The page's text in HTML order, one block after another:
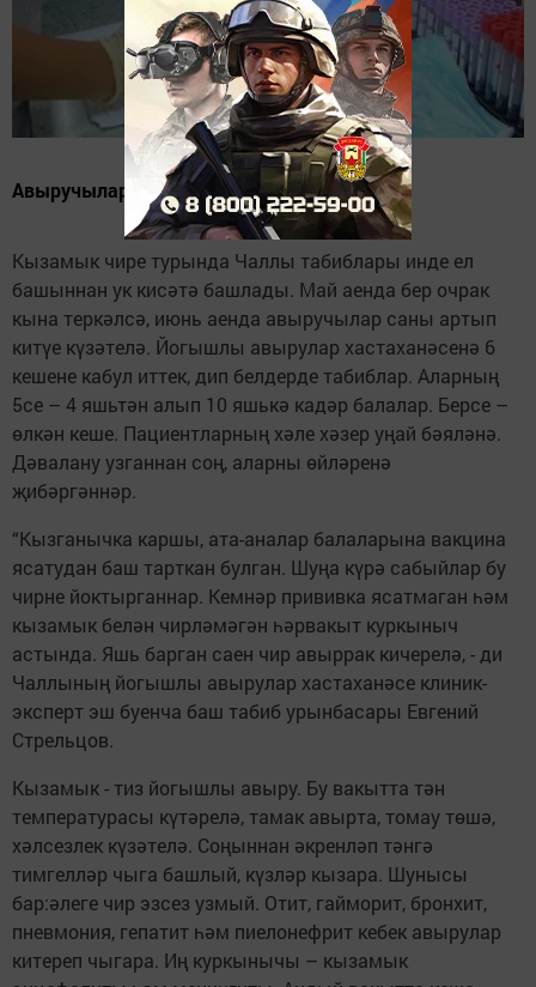
Авыручыларның 5се - балалар.
Кызамык чире турында Чаллы табиблары инде ел
башыннан ук кисәтә башлады. Май аенда бер очрак
кына теркәлсә, июнь аенда авыручылар саны артып
китүе күзәтелә. Йогышлы авырулар хастаханәсенә 6
кешене кабул иттек, дип белдерде табиблар. Аларның
5се – 4 яшьтән алып 10 яшькә кадәр балалар. Берсе –
өлкән кеше. Пациентларның хәле хәзер уңай бәяләнә.
Дәвалану узганнан соң, аларны өйләренә
җибәргәннәр.
“Кызганычка каршы, ата-аналар балаларына вакцина
ясатудан баш тарткан булган. Шуңа күрә сабыйлар бу
чирне йоктырганнар. Кемнәр прививка ясатмаган һәм
кызамык белән чирләмәгән һәрвакыт куркыныч
астында. Яшь барган саен чир авыррак кичерелә, - ди
Чаллының йогышлы авырулар хастаханәсе клиник-
эксперт эш буенча баш табиб урынбасары Евгений
Стрельцов.
Кызамык - тиз йогышлы авыру. Бу вакытта тән
температурасы күтәрелә, тамак авырта, томау төшә,
хәлсезлек күзәтелә. Соңыннан әкренләп тәнгә
тимгелләр чыга башлый, күзләр кызара. Шунысы
бар:әлеге чир эзсез узмый. Отит, гайморит, бронхит,
пневмония, гепатит һәм пиелонефрит кебек авырулар
китереп чыгара. Иң куркынычы – кызамык